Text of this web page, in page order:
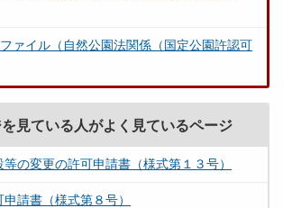
ァイル（自然公園法関係（国定公園許認可
見ている人がよく見ているページ
の変更の許可申請書（様式第１３号）
請書（様式第８号）